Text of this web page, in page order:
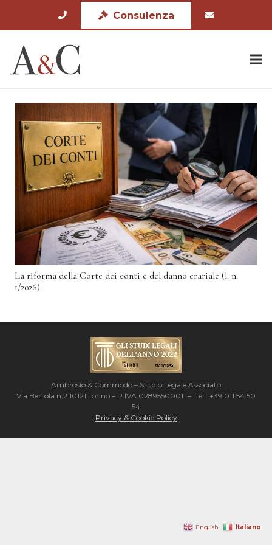
Consulenza
La riforma della Corte dei conti e del danno erariale (l. n.
1/2026)
Ambrosio & Commodo – Studio Legale Associato
Via Bertola n.2 10121 Torino – P.IVA 02895500011 – Tel.: +39 011 54 50
54
Privacy & Cookie Policy
English Italiano